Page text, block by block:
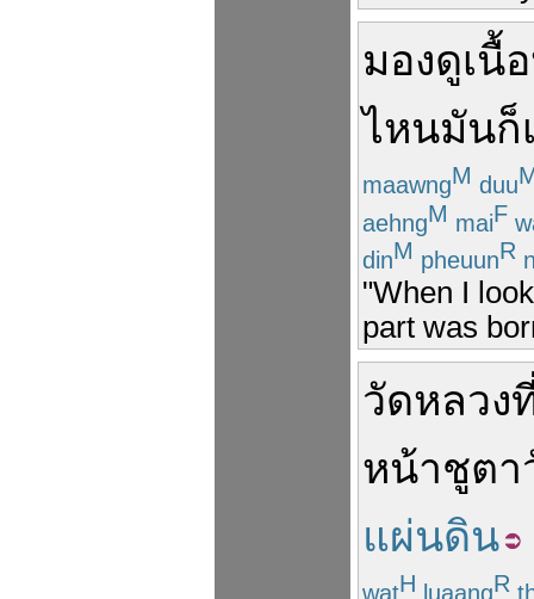
มองดูเนื้อ
ไหนมันก็
maawngM duu
aehngM maiF
dinM pheuunR
"When I
part was
วัดหลวง
หน้าชูตา
แผ่นดิน
watH luaangR